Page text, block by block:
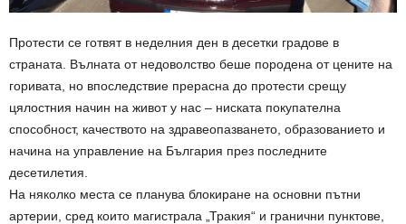
Протести се готвят в неделния ден в десетки градове в
страната. Вълната от недоволство беше породена от цените на
горивата, но впоследствие прерасна до протести срещу
цялостния начин на живот у нас – ниската покупателна
способност, качеството на здравеопазването, образованието и
начина на управление на България през последните
десетилетия.
На няколко места се планува блокиране на основни пътни
артерии, сред които магистрала „Тракия“ и гранични пунктове,